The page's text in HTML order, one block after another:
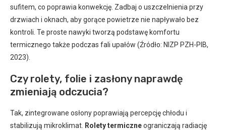
sufitem, co poprawia konwekcję. Zadbaj o uszczelnienia przy
drzwiach i oknach, aby gorące powietrze nie napływało bez
kontroli. Te proste nawyki tworzą podstawę komfortu
termicznego także podczas fali upałów (Źródło: NIZP PZH-PIB,
2023).
Czy rolety, folie i zasłony naprawdę
zmieniają odczucia?
Tak, zintegrowane osłony poprawiają percepcję chłodu i
stabilizują mikroklimat. Rolety termiczneograniczają radiację